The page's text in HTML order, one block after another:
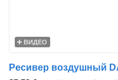
ВИДЕО